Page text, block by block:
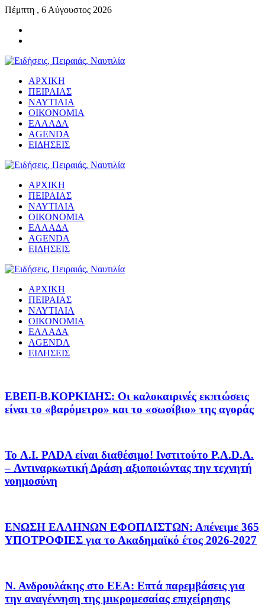
Πέμπτη , 6 Αύγουστος 2026
ΑΡΧΙΚΗ
ΠΕΙΡΑΙΑΣ
ΝΑΥΤΙΛΙΑ
ΟΙΚΟΝΟΜΙΑ
ΕΛΛΑΔΑ
AGENDA
ΕΙΔΗΣΕΙΣ
ΑΡΧΙΚΗ
ΠΕΙΡΑΙΑΣ
ΝΑΥΤΙΛΙΑ
ΟΙΚΟΝΟΜΙΑ
ΕΛΛΑΔΑ
AGENDA
ΕΙΔΗΣΕΙΣ
ΑΡΧΙΚΗ
ΠΕΙΡΑΙΑΣ
ΝΑΥΤΙΛΙΑ
ΟΙΚΟΝΟΜΙΑ
ΕΛΛΑΔΑ
AGENDA
ΕΙΔΗΣΕΙΣ
EΒΕΠ-Β.ΚΟΡΚΙΔΗΣ: Οι καλοκαιρινές εκπτώσεις
είναι το «βαρόμετρο» και το «σωσίβιο» της αγοράς
Το A.I. PADA είναι διαθέσιμο! Ινστιτούτο P.A.D.A.
– Αντιναρκωτική Δράση αξιοποιώντας την τεχνητή
νοημοσύνη
ΕΝΩΣΗ ΕΛΛΗΝΩΝ ΕΦΟΠΛΙΣΤΩΝ: Απένειμε 365
ΥΠΟΤΡΟΦΙΕΣ για το Ακαδημαϊκό έτος 2026-2027
Ν. Ανδρουλάκης στο ΕΕΑ: Επτά παρεμβάσεις για
την αναγέννηση της μικρομεσαίας επιχείρησης